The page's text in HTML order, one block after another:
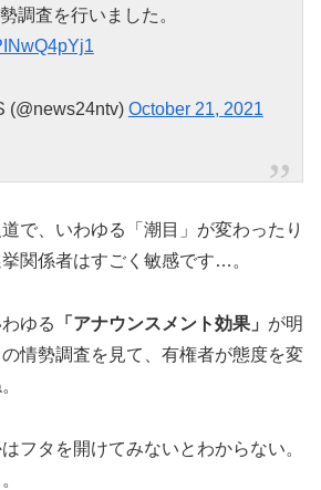
調査を行いました。
(@news24ntv) October 21, 2021
で、いわゆる「潮目」が変わったり
関係者はすごく敏感です…。
ゆる 「アナウンスメント効果」 が明
情勢調査を見て、有権者が態度を変
フタを開けてみないとわからない。